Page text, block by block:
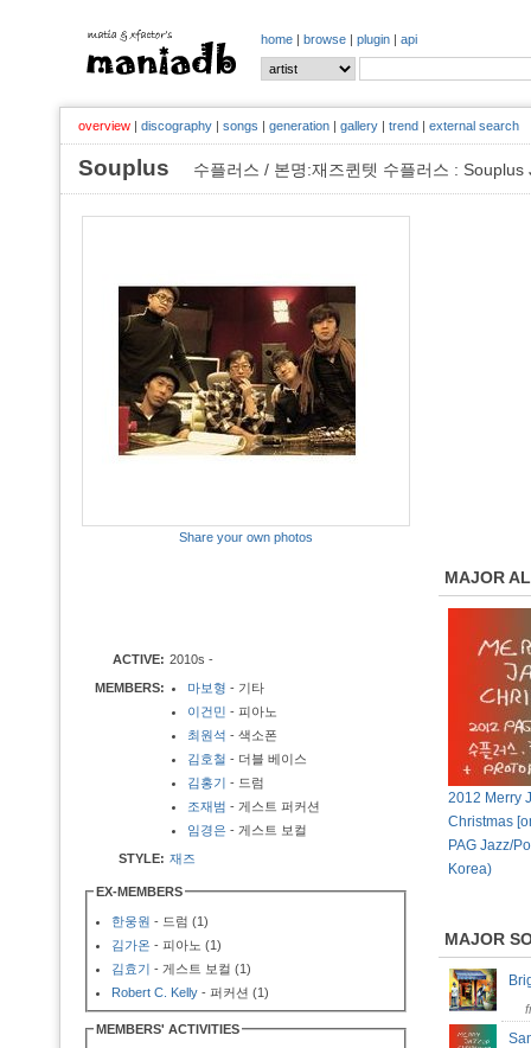
home | browse | plugin | api
overview | discography | songs | generation | gallery | trend | external search
Souplus 수플러스 / 본명:재즈퀸텟 수플러스 : Souplus
Share your own photos
ACTIVE: 2010s -
MEMBERS:
마보형 - 기타
이건민 - 피아노
최원석 - 색소폰
김호철 - 더블 베이스
김홍기 - 드럼
조재범 - 게스트 퍼커션
임경은 - 게스트 보컬
STYLE: 재즈
EX-MEMBERS
한웅원 - 드럼 (1)
김가온 - 피아노 (1)
김효기 - 게스트 보컬 (1)
Robert C. Kelly - 퍼커션 (1)
MEMBERS' ACTIVITIES
MAJOR
2012 Merry
Christmas
PAG Jazz/
Korea)
MAJOR